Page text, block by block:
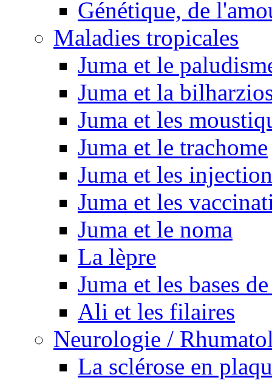
Génétique, de
Maladies tropicales
Juma et le
Juma et la
Juma et les
Juma et le trachome
Juma et les
Juma et les
Juma et le noma
La lèpre
Juma et les bases
Ali et les filaires
Neurologie /
La sclérose en